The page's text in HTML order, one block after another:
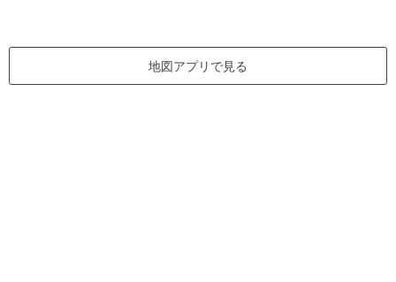
地図アプリで見る